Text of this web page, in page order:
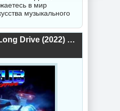
в мир
музыкального
Sub Morphine - Long Drive (2022) торрент